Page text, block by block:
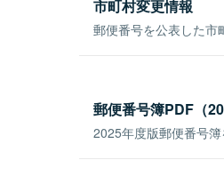
市町村変更情報
郵便番号を公表した市
郵便番号簿PDF（
2025年度版郵便番号簿